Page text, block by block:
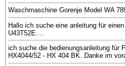
Waschmaschine Gorenje Model WA
Hallo ich suche eine anleitung für
U43T52E....
ich suche die bedienungsanleitung für
HX4044/52 - HX 404 BK. Danke im